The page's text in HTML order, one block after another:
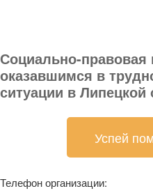
Социально-
оказавшимся в
ситуации в Липецкой
Успей
Телефон организации: